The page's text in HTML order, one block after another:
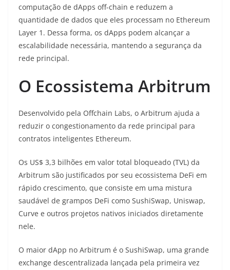
computação de dApps off-chain e reduzem a
quantidade de dados que eles processam no Ethereum
Layer 1. Dessa forma, os dApps podem alcançar a
escalabilidade necessária, mantendo a segurança da
rede principal.
O Ecossistema Arbitrum
Desenvolvido pela Offchain Labs, o Arbitrum ajuda a
reduzir o congestionamento da rede principal para
contratos inteligentes Ethereum.
Os US$ 3,3 bilhões em valor total bloqueado (TVL) da
Arbitrum são justificados por seu ecossistema DeFi em
rápido crescimento, que consiste em uma mistura
saudável de grampos DeFi como SushiSwap, Uniswap,
Curve e outros projetos nativos iniciados diretamente
nele.
O maior dApp no ​​Arbitrum é o SushiSwap, uma grande
exchange descentralizada lançada pela primeira vez